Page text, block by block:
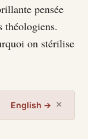
pensée
théologiens.
on stérilise
English → ×